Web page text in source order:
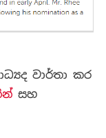
වාර්තා කර
සහ